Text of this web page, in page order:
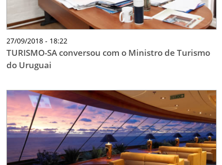
27/09/2018 - 18:22
TURISMO-SA conversou com o Ministro de Turismo
do Uruguai